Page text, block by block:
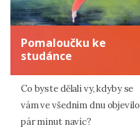
Pomaloučku ke
studánce
Co byste dělali vy, kdyby se
vám ve všedním dnu objevilo
pár minut navíc?